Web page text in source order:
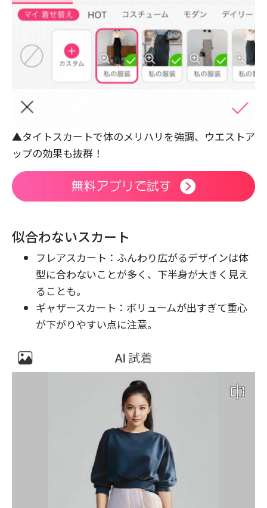
▲タイトスカートで体のメリハリを強調、ウエストア
ップの効果も抜群！
似合わないスカート
フレアスカート：ふんわり広がるデザインは体
型に合わないことが多く、下半身が大きく見え
ることも。
ギャザースカート：ボリュームが出すぎて重心
が下がりやすい点に注意。